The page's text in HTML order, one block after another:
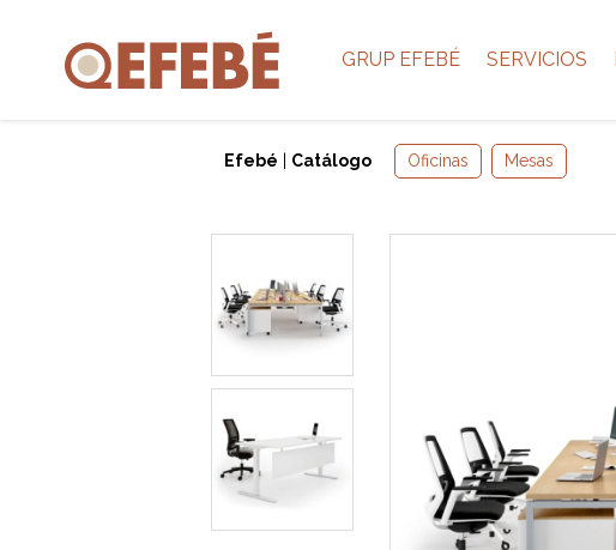
GRUP EFEBÉ SERVICIOS
Efebé Catálogo Oficinas Mesas